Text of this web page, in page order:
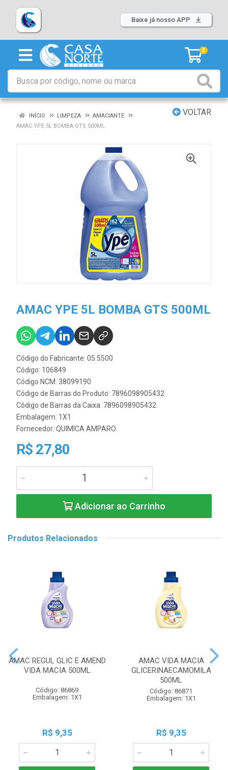
Baixe já nosso APP
0
VOLTAR
INÍCIO LIMPEZA
AMACIANTE
AMAC YPE 5L BOMBA GTS 500ML
AMAC YPE 5L BOMBA GTS 500ML
Código do Fabricante: 05.5500
Código: 106849
Código NCM: 38099190
Código de Barras do Produto: 7896098905432
Código de Barras da Caixa: 7896098905432
Embalagem: 1X1
Fornecedor: QUIMICA AMPARO
R$ 27,80
Adicionar ao Carrinho
Produtos Relacionados
AMAC REGUL GLIC E AMEND
VIDA MACIA 500ML
Código: 86869
Embalagem: 1X1
R$ 9,35
AMAC VIDA MACIA
GLICERINAECAMOMILA
500ML
Código: 86871
Embalagem: 1X1
R$ 9,35